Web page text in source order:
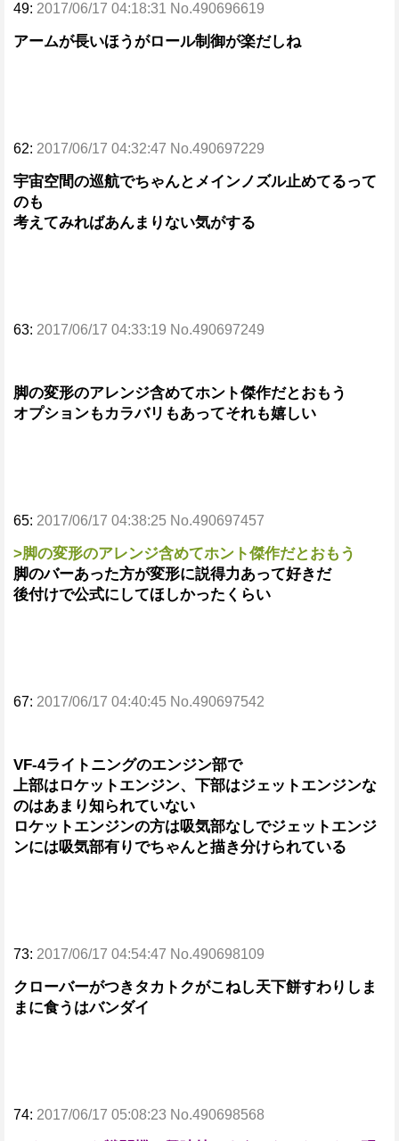
49: 2017/06/17 04:18:31 No.490696619
アームが長いほうがロール制御が楽だしね
62: 2017/06/17 04:32:47 No.490697229
宇宙空間の巡航でちゃんとメインノズル止めてるって
のも
考えてみればあんまりない気がする
63: 2017/06/17 04:33:19 No.490697249
脚の変形のアレンジ含めてホント傑作だとおもう
オプションもカラバリもあってそれも嬉しい
65: 2017/06/17 04:38:25 No.490697457
>脚の変形のアレンジ含めてホント傑作だとおもう
脚のバーあった方が変形に説得力あって好きだ
後付けで公式にしてほしかったくらい
67: 2017/06/17 04:40:45 No.490697542
VF-4ライトニングのエンジン部で
上部はロケットエンジン、下部はジェットエンジンな
のはあまり知られていない
ロケットエンジンの方は吸気部なしでジェットエンジ
ンには吸気部有りでちゃんと描き分けられている
73: 2017/06/17 04:54:47 No.490698109
クローバーがつきタカトクがこねし天下餅すわりしま
まに食うはバンダイ
74: 2017/06/17 05:08:23 No.490698568